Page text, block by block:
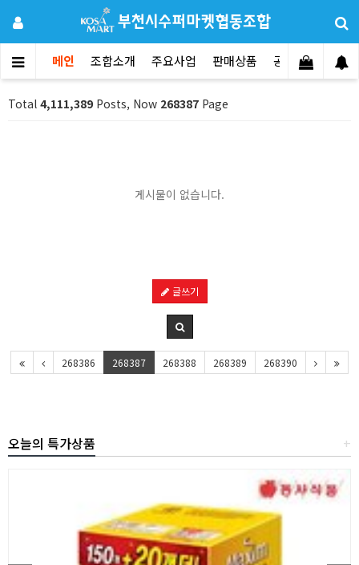
메인 조합소개 주요사업 판매상품 공지사항 문
Total 4,111,389 Posts, Now 268387 Page
게시물이 없습니다.
글쓰기
268386 268387 268388 268389 268390
+
오늘의 특가상품